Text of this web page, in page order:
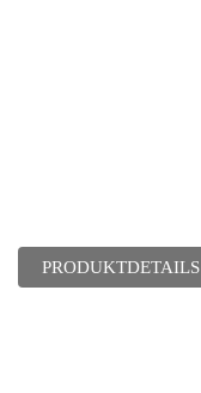
PRODUKTDETAILS